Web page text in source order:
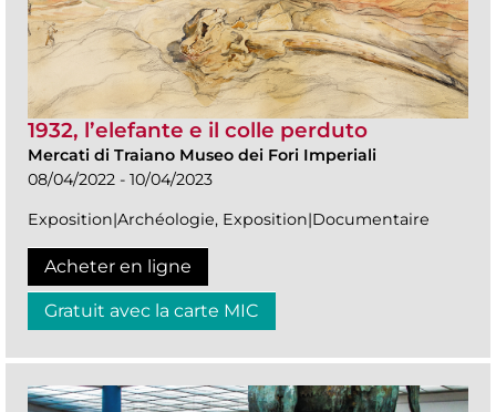
1932, l’elefante e il colle perduto
Mercati di Traiano Museo dei Fori Imperiali
08/04/2022 - 10/04/2023
Exposition|Archéologie, Exposition|Documentaire
Acheter en ligne
Gratuit avec la carte MIC